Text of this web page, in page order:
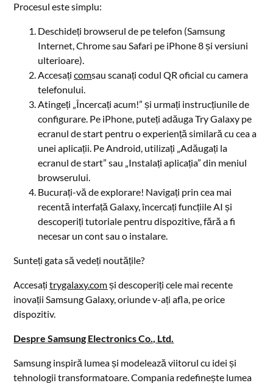
Procesul este simplu:
Deschideți browserul de pe telefon (Samsung
Internet, Chrome sau Safari pe iPhone 8 și versiuni
ulterioare).
Accesațicomsau scanați codul QR oficial cu camera
telefonului.
Atingeți „Încercați acum!” și urmați instrucțiunile de
configurare. Pe iPhone, puteți adăuga Try Galaxy pe
ecranul de start pentru o experiență similară cu cea a
unei aplicații. Pe Android, utilizați „Adăugați la
ecranul de start” sau „Instalați aplicația” din meniul
browserului.
Bucurați-vă de explorare! Navigați prin cea mai
recentă interfață Galaxy, încercați funcțiile AI și
descoperiți tutoriale pentru dispozitive, fără a fi
necesar un cont sau o instalare.
Sunteți gata să vedeți noutățile?
Accesațitrygalaxy.comși descoperiți cele mai recente
inovații Samsung Galaxy, oriunde v-ați afla, pe orice
dispozitiv.
Despre Samsung Electronics Co., Ltd.
Samsung inspiră lumea și modelează viitorul cu idei și
tehnologii transformatoare. Compania redefinește lumea